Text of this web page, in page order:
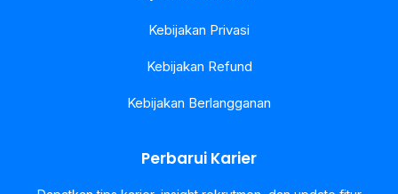
Kebijakan Privasi
Kebijakan Refund
Kebijakan Berlangganan
Perbarui Karier